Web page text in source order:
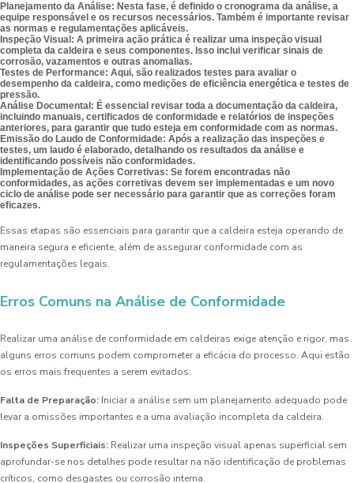
Planejamento da Análise: Nesta fase, é definido o cronograma da análise, a
equipe responsável e os recursos necessários. Também é importante revisar
as normas e regulamentações aplicáveis.
Inspeção Visual: A primeira ação prática é realizar uma inspeção visual
completa da caldeira e seus componentes. Isso inclui verificar sinais de
corrosão, vazamentos e outras anomalias.
Testes de Performance: Aqui, são realizados testes para avaliar o
desempenho da caldeira, como medições de eficiência energética e testes de
pressão.
Análise Documental: É essencial revisar toda a documentação da caldeira,
incluindo manuais, certificados de conformidade e relatórios de inspeções
anteriores, para garantir que tudo esteja em conformidade com as normas.
Emissão do Laudo de Conformidade: Após a realização das inspeções e
testes, um laudo é elaborado, detalhando os resultados da análise e
identificando possíveis não conformidades.
Implementação de Ações Corretivas: Se forem encontradas não
conformidades, as ações corretivas devem ser implementadas e um novo
ciclo de análise pode ser necessário para garantir que as correções foram
eficazes.
Essas etapas são essenciais para garantir que a caldeira esteja operando de
maneira segura e eficiente, além de assegurar conformidade com as
regulamentações legais.
Erros Comuns na Análise de Conformidade
Realizar uma análise de conformidade em caldeiras exige atenção e rigor, mas
alguns erros comuns podem comprometer a eficácia do processo. Aqui estão
os erros mais frequentes a serem evitados:
Falta de Preparação: Iniciar a análise sem um planejamento adequado pode
levar a omissões importantes e a uma avaliação incompleta da caldeira.
Inspeções Superficiais: Realizar uma inspeção visual apenas superficial sem
aprofundar-se nos detalhes pode resultar na não identificação de problemas
críticos, como desgastes ou corrosão interna.